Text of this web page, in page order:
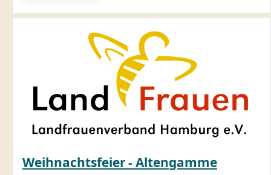
Weihnachtsfeier - Altengamme